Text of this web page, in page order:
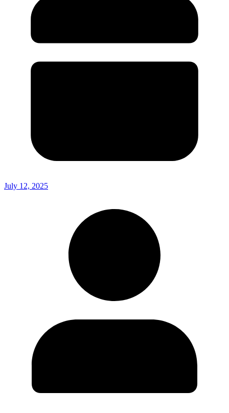
July 12, 2025